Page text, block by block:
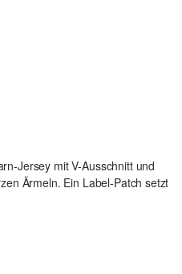
Jersey mit V-Ausschnitt und
Ärmeln. Ein Label-Patch setzt